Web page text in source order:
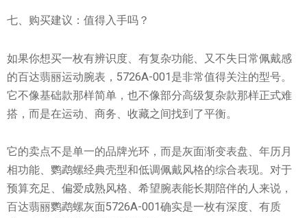
七、购买建议：值得入手吗？
如果你想买一枚有辨识度、有复杂功能、又不失日常佩戴感
的百达翡丽运动腕表，5726A-001是非常值得关注的型号。
它不像基础款那样简单，也不像部分高级复杂款那样正式难
搭，而是在运动、商务、收藏之间找到了平衡。
它的卖点不是单一的品牌光环，而是灰面渐变表盘、年历月
相功能、鹦鹉螺经典壳型和低调佩戴风格的综合表现。对于
预算充足、偏爱成熟风格、希望腕表能长期陪伴的人来说，
百达翡丽鹦鹉螺灰面5726A-001确实是一枚有深度、有质